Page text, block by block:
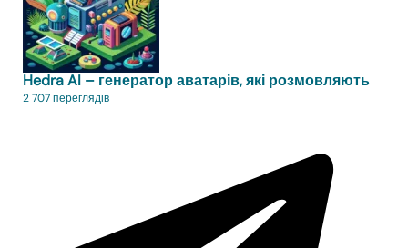
Hedra AI – генератор аватарів, які розмовляють
2 707 переглядів